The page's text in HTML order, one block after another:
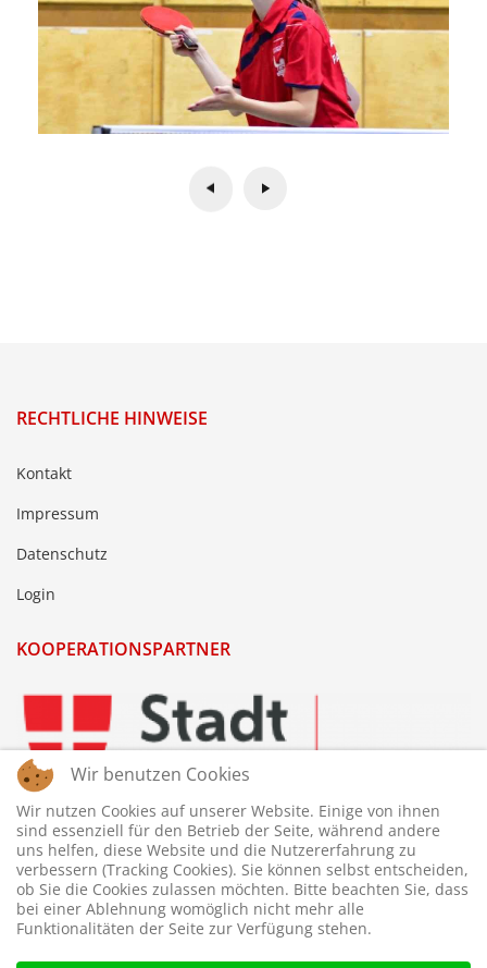
RECHTLICHE HINWEISE
Kontakt
Impressum
Datenschutz
Login
KOOPERATIONSPARTNER
Wir benutzen Cookies
Wir nutzen Cookies auf unserer Website. Einige von ihnen
sind essenziell für den Betrieb der Seite, während andere
uns helfen, diese Website und die Nutzererfahrung zu
verbessern (Tracking Cookies). Sie können selbst entscheiden,
ob Sie die Cookies zulassen möchten. Bitte beachten Sie, dass
bei einer Ablehnung womöglich nicht mehr alle
Funktionalitäten der Seite zur Verfügung stehen.